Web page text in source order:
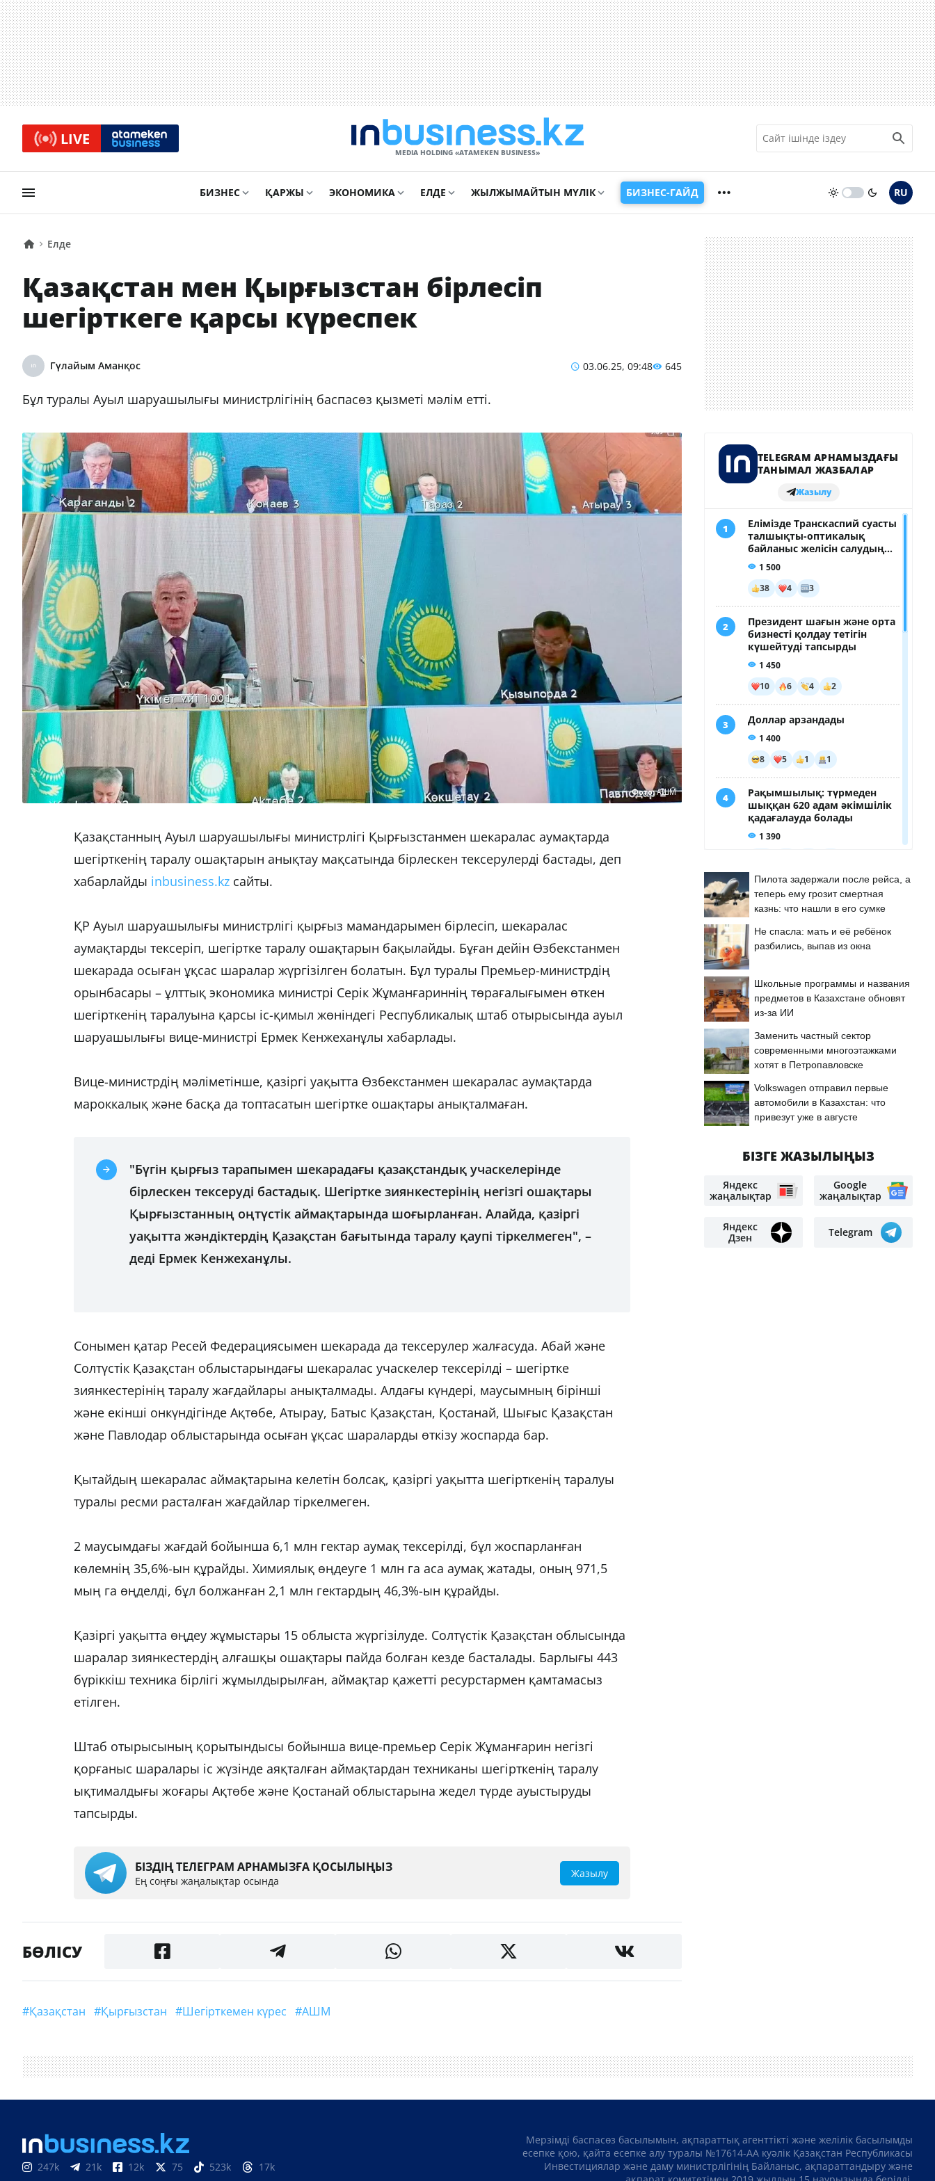
LIVE
MEDIA HOLDING «ATAMEKЕN BUSINESS»
БИЗНЕС ҚАРЖЫ ЭКОНОМИКА ЕЛДЕ ЖЫЛЖЫМАЙТЫН МҮЛІК БИЗНЕС-ГАЙД RU
Елде
Қазақстан мен Қырғызстан бірлесіп
шегірткеге қарсы күреспек
Гүлайым Аманқос 03.06.25, 09:48 645
Бұл туралы Ауыл шаруашылығы министрлігінің баспасөз қызметі мәлім етті.
Фото:АШМ
Қазақстанның Ауыл шаруашылығы министрлігі Қырғызстанмен шекаралас аумақтарда
шегірткенің таралу ошақтарын анықтау мақсатында бірлескен тексерулерді бастады, деп
хабарлайды inbusiness.kz сайты.
ҚР Ауыл шаруашылығы министрлігі қырғыз мамандарымен бірлесіп, шекаралас
аумақтарды тексеріп, шегіртке таралу ошақтарын бақылайды. Бұған дейін Өзбекстанмен
шекарада осыған ұқсас шаралар жүргізілген болатын. Бұл туралы Премьер-министрдің
орынбасары – ұлттық экономика министрі Серік Жұманғариннің төрағалығымен өткен
шегірткенің таралуына қарсы іс-қимыл жөніндегі Республикалық штаб отырысында ауыл
шаруашылығы вице-министрі Ермек Кенжеханұлы хабарлады.
Вице-министрдің мәліметінше, қазіргі уақытта Өзбекстанмен шекаралас аумақтарда
мароккалық және басқа да топтасатын шегіртке ошақтары анықталмаған.
"Бүгін қырғыз тарапымен шекарадағы қазақстандық учаскелерінде
бірлескен тексеруді бастадық. Шегіртке зиянкестерінің негізгі ошақтары
Қырғызстанның оңтүстік аймақтарында шоғырланған. Алайда, қазіргі
уақытта жәндіктердің Қазақстан бағытында таралу қаупі тіркелмеген", –
деді Ермек Кенжеханұлы.
Сонымен қатар Ресей Федерациясымен шекарада да тексерулер жалғасуда. Абай және
Солтүстік Қазақстан облыстарындағы шекаралас учаскелер тексерілді – шегіртке
зиянкестерінің таралу жағдайлары анықталмады. Алдағы күндері, маусымның бірінші
және екінші онкүндігінде Ақтөбе, Атырау, Батыс Қазақстан, Қостанай, Шығыс Қазақстан
және Павлодар облыстарында осыған ұқсас шараларды өткізу жоспарда бар.
Қытайдың шекаралас аймақтарына келетін болсақ, қазіргі уақытта шегірткенің таралуы
туралы ресми расталған жағдайлар тіркелмеген.
2 маусымдағы жағдай бойынша 6,1 млн гектар аумақ тексерілді, бұл жоспарланған
көлемнің 35,6%-ын құрайды. Химиялық өңдеуге 1 млн га аса аумақ жатады, оның 971,5
мың га өңделді, бұл болжанған 2,1 млн гектардың 46,3%-ын құрайды.
Қазіргі уақытта өңдеу жұмыстары 15 облыста жүргізілуде. Солтүстік Қазақстан облысында
шаралар зиянкестердің алғашқы ошақтары пайда болған кезде басталады. Барлығы 443
бүріккіш техника бірлігі жұмылдырылған, аймақтар қажетті ресурстармен қамтамасыз
етілген.
Штаб отырысының қорытындысы бойынша вице-премьер Серік Жұманғарин негізгі
қорғаныс шаралары іс жүзінде аяқталған аймақтардан техниканы шегірткенің таралу
ықтималдығы жоғары Ақтөбе және Қостанай облыстарына жедел түрде ауыстыруды
тапсырды.
БІЗДІҢ ТЕЛЕГРАМ АРНАМЫЗҒА ҚОСЫЛЫҢЫЗ
Ең соңғы жаңалықтар осында
Жазылу
БӨЛІСУ
#Қазақстан #Қырғызстан #шегірткемен күрес #АШМ
Пилота задержали после рейса, а
теперь ему грозит смертная
казнь: что нашли в его сумке
Не спасла: мать и её ребёнок
разбились, выпав из окна
Школьные программы и названия
предметов в Казахстане обновят
из-за ИИ
Заменить частный сектор
современными многоэтажками
хотят в Петропавловске
Volkswagen отправил первые
автомобили в Казахстан: что
привезут уже в августе
БІЗГЕ ЖАЗЫЛЫҢЫЗ
Яндекс
жаңалықтар
Google
жаңалықтар
Яндекс
Дзен
Telegram
247k 21k 12k 75 523k 17k
Мерзімді баспасөз басылымын, ақпараттық агенттікті және желілік басылымды
есепке қою, қайта есепке алу туралы №17614-АА куәлік Қазақстан Республикасы
Инвестициялар және даму министрлігінің Байланыс, ақпараттандыру және